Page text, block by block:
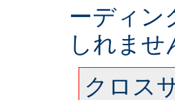
ーディン
しれませ
クロス